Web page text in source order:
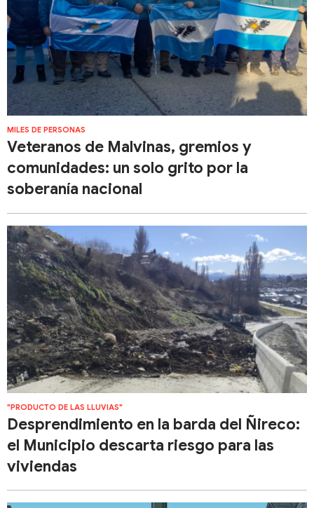
MILES DE PERSONAS
Veteranos de Malvinas, gremios y
comunidades: un solo grito por la
soberanía nacional
"PRODUCTO DE LAS LLUVIAS"
Desprendimiento en la barda del Ñireco:
el Municipio descarta riesgo para las
viviendas